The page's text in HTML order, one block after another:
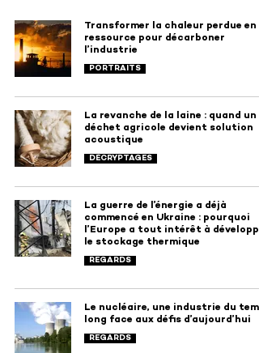
Transformer la chaleur perdue en
ressource pour décarboner
l’industrie
PORTRAITS
La revanche de la laine : quand un
déchet agricole devient solution
acoustique
DÉCRYPTAGES
La guerre de l’énergie a déjà
commencé en Ukraine : pourquoi
l’Europe a tout intérêt à
le stockage thermique
REGARDS
Le nucléaire, une industrie du
long face aux défis d’aujourd’hui
REGARDS